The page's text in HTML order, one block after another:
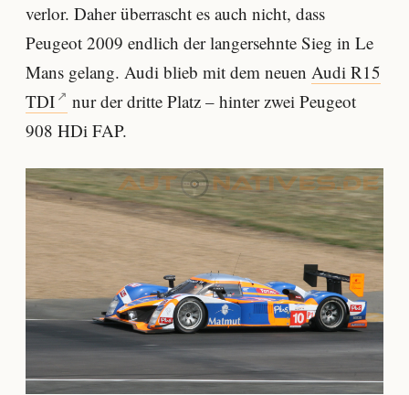
verlor. Daher überrascht es auch nicht, dass
Peugeot 2009 endlich der langersehnte Sieg in Le
Mans gelang. Audi blieb mit dem neuen Audi R15
TDI
nur der dritte Platz – hinter zwei Peugeot
908 HDi FAP.